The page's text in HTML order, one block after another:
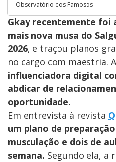
Observatório dos Famosos
Gkay recentemente foi
mais nova musa do
2026, e traçou planos
no cargo com maestria.
influenciadora digital
abdicar de
oportunidade.
Em entrevista à revista
um plano de
musculação e dois de
semana. Segundo ela, a